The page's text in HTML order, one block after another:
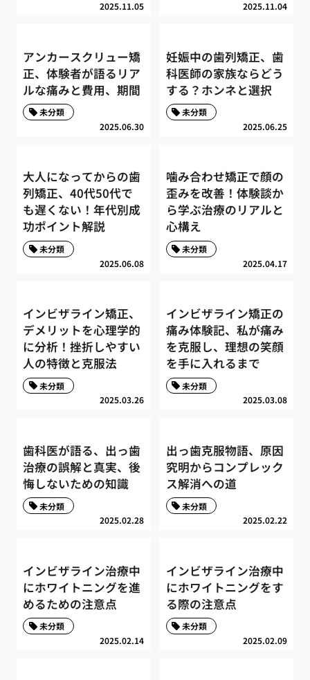
2025.11.05 2025.11.04
アンカースクリュー矯
正、体験者が語るリア
ルな痛みと費用、期間
2025.06.30
未分類
妊娠中の歯列矯正、歯
科医師の家族ならどう
する？ホンネと選択
2025.06.25
未分類
大人になってからの歯
列矯正、40代50代で
も遅くない！年代別成
功ポイント解説
2025.06.08
未分類
噛み合わせ矯正で顔の
歪みを改善！体験談か
ら学ぶ治療のリアルと
心構え
2025.04.17
未分類
インビザライン矯正、
デメリットを心理学的
に分析！挫折しやすい
人の特徴と克服法
2025.03.26
未分類
インビザライン矯正の
痛み体験記、私が痛み
を克服し、理想の笑顔
を手に入れるまで
2025.03.08
未分類
歯科医が語る、出っ歯
治療の誤解と真実、後
悔しないための知識
2025.02.28
未分類
出っ歯克服物語、原因
究明からコンプレック
ス解消への道
2025.02.22
未分類
インビザライン治療中
にホワイトニングを進
めるための注意点
2025.02.14
未分類
インビザライン治療中
にホワイトニングをす
る際の注意点
2025.02.09
未分類